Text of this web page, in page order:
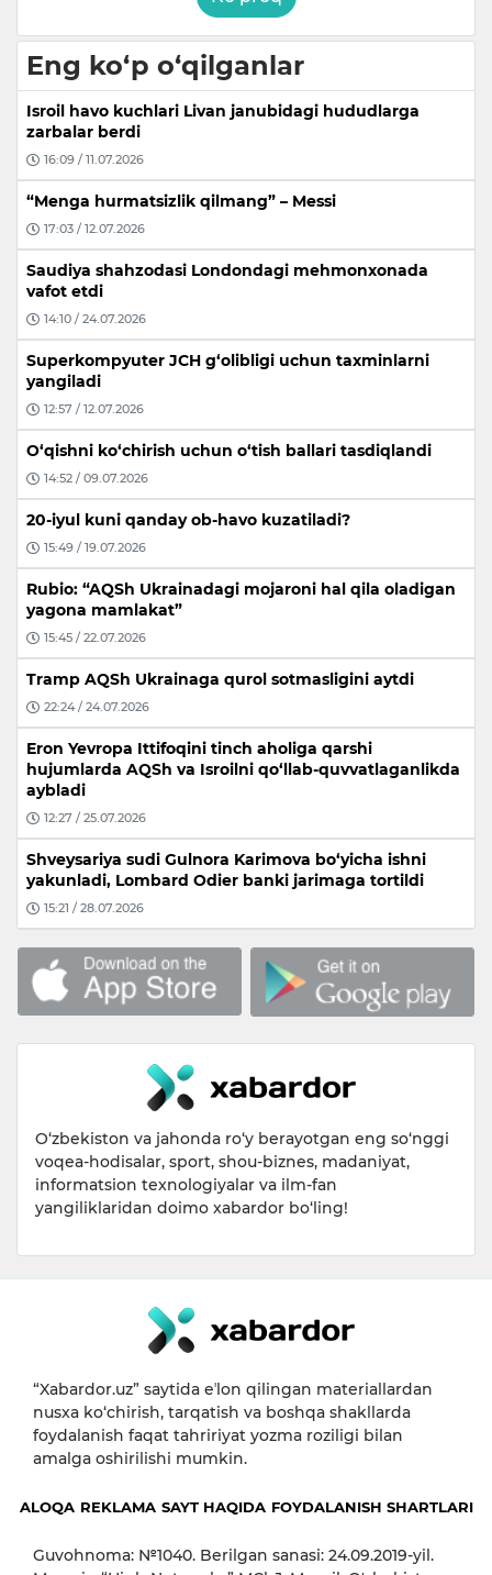
Eng ko‘p o‘qilganlar
Isroil havo kuchlari Livan janubidagi hududlarga
zarbalar berdi
16:09 / 11.07.2026
“Menga hurmatsizlik qilmang” – Messi
17:03 / 12.07.2026
Saudiya shahzodasi Londondagi mehmonxonada
vafot etdi
14:10 / 24.07.2026
Superkompyuter JCH g‘olibligi uchun taxminlarni
yangiladi
12:57 / 12.07.2026
O‘qishni ko‘chirish uchun o‘tish ballari tasdiqlandi
14:52 / 09.07.2026
20-iyul kuni qanday ob-havo kuzatiladi?
15:49 / 19.07.2026
Rubio: “AQSh Ukrainadagi mojaroni hal qila oladigan
yagona mamlakat”
15:45 / 22.07.2026
Tramp AQSh Ukrainaga qurol sotmasligini aytdi
22:24 / 24.07.2026
Eron Yevropa Ittifoqini tinch aholiga qarshi
hujumlarda AQSh va Isroilni qo‘llab-quvvatlaganlikda
aybladi
12:27 / 25.07.2026
Shveysariya sudi Gulnora Karimova bo‘yicha ishni
yakunladi, Lombard Odier banki jarimaga tortildi
15:21 / 28.07.2026
O‘zbekiston va jahonda ro‘y berayotgan eng so‘nggi
voqea-hodisalar, sport, shou-biznes, madaniyat,
informatsion texnologiyalar va ilm-fan
yangiliklaridan doimo xabardor bo‘ling!
“Xabardor.uz” saytida eʼlon qilingan materiallardan
nusxa ko‘chirish, tarqatish va boshqa shakllarda
foydalanish faqat tahririyat yozma roziligi bilan
amalga oshirilishi mumkin.
ALOQA REKLAMA SAYT HAQIDA FOYDALANISH SHARTLARI
Guvohnoma: №1040. Berilgan sanasi: 24.09.2019-yil.